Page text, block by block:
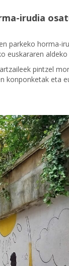
irudia
parkeko horma-
euskararen
pintzel
konponketak eta